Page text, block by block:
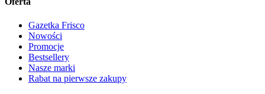
Gazetka Frisco
Nowości
Promocje
Bestsellery
Nasze marki
Rabat na pierwsze zakupy